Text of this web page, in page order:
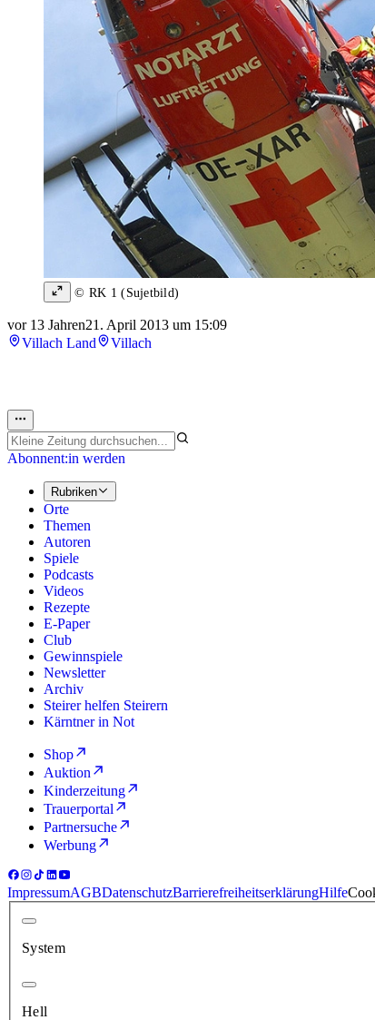
© RK 1 (Sujetbild)
vor 13 Jahren21. April 2013 um 15:09
Villach Land
Villach
Abonnent:in werden
Rubriken
Orte
Themen
Autoren
Spiele
Podcasts
Videos
Rezepte
E-Paper
Club
Gewinnspiele
Newsletter
Archiv
Steirer helfen Steirern
Kärntner in Not
Shop
Auktion
Kinderzeitung
Trauerportal
Partnersuche
Werbung
ImpressumAGBDatenschutzBarrierefreiheitserklärungHilfe
System
Hell